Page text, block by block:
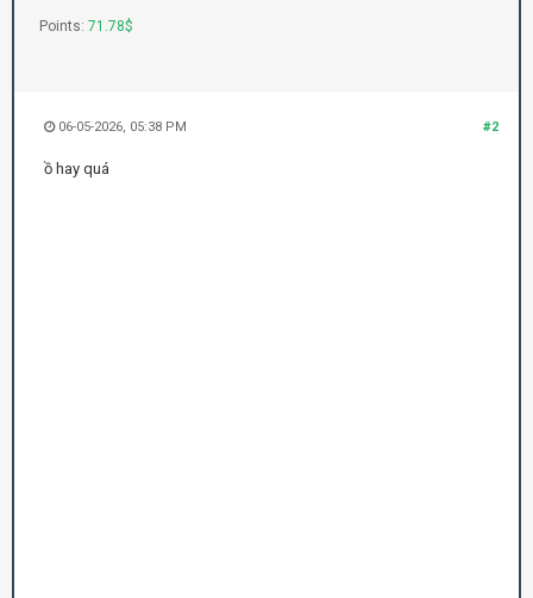
Points: 71.78$
#2
06-05-2026, 05:38 PM
ồ hay quá